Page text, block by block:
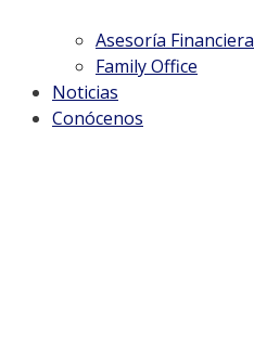
Asesoría Financiera
Family Office
Noticias
Conócenos